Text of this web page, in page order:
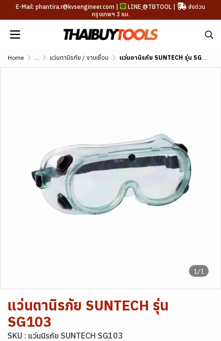
E-Mail: phantira.r@kvsengineer.com | LINE @TBTOOL |
ส่งด่วน
กรุงเทพฯ 3 ชม.
Home ... แว่นตานิรภัย / งานเชื่อม แว่นตานิรภัย SUNTECH รุ่น SG103
1/1
แว่นตานิรภัย SUNTECH รุ่น
SG103
SKU : แว่นนิรภัย SUNTECH SG103